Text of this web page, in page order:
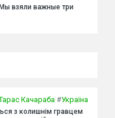
взяли важные три
Качараба #Україна
з колишнім гравцем